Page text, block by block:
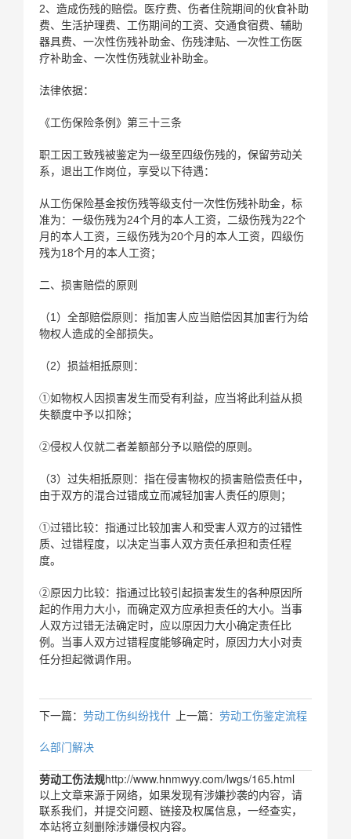
2、造成伤残的赔偿。医疗费、伤者住院期间的伙食补助
费、生活护理费、工伤期间的工资、交通食宿费、辅助
器具费、一次性伤残补助金、伤残津贴、一次性工伤医
疗补助金、一次性伤残就业补助金。
法律依据：
《工伤保险条例》第三十三条
职工因工致残被鉴定为一级至四级伤残的，保留劳动关
系，退出工作岗位，享受以下待遇：
从工伤保险基金按伤残等级支付一次性伤残补助金，标
准为：一级伤残为24个月的本人工资，二级伤残为22个
月的本人工资，三级伤残为20个月的本人工资，四级伤
残为18个月的本人工资；
二、损害赔偿的原则
（1）全部赔偿原则：指加害人应当赔偿因其加害行为给
物权人造成的全部损失。
（2）损益相抵原则：
①如物权人因损害发生而受有利益，应当将此利益从损
失额度中予以扣除；
②侵权人仅就二者差额部分予以赔偿的原则。
（3）过失相抵原则：指在侵害物权的损害赔偿责任中，
由于双方的混合过错成立而减轻加害人责任的原则；
①过错比较：指通过比较加害人和受害人双方的过错性
质、过错程度，以决定当事人双方责任承担和责任程
度。
②原因力比较：指通过比较引起损害发生的各种原因所
起的作用力大小，而确定双方应承担责任的大小。当事
人双方过错无法确定时，应以原因力大小确定责任比
例。当事人双方过错程度能够确定时，原因力大小对责
任分担起微调作用。
上一篇： 劳动工伤鉴定流程
下一篇： 劳动工伤纠纷找什
么部门解决
劳动工伤法规http://www.hnmwyy.com/lwgs/165.html
以上文章来源于网络，如果发现有涉嫌抄袭的内容，请
联系我们，并提交问题、链接及权属信息，一经查实，
本站将立刻删除涉嫌侵权内容。